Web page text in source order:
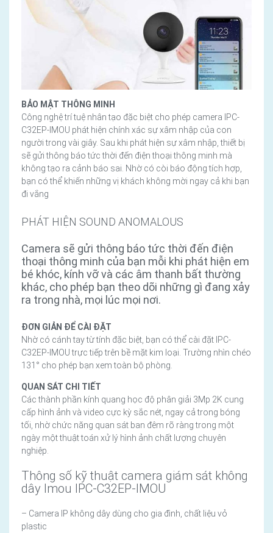
BẢO MẬT THÔNG MINH
Công nghệ trí tuệ nhân tạo đặc biệt cho phép camera IPC-
C32EP-IMOU phát hiện chính xác sự xâm nhập của con
người trong vài giây. Sau khi phát hiện sự xâm nhập, thiết bị
sẽ gửi thông báo tức thời đến điện thoại thông minh mà
không tạo ra cảnh báo sai. Nhờ có còi báo động tích hợp,
bạn có thể khiến những vị khách không mời ngay cả khi bạn
đi vắng
PHÁT HIỆN SOUND ANOMALOUS
Camera sẽ gửi thông báo tức thời đến điện
thoại thông minh của bạn mỗi khi phát hiện em
bé khóc, kính vỡ và các âm thanh bất thường
khác, cho phép bạn theo dõi những gì đang xảy
ra trong nhà, mọi lúc mọi nơi.
ĐƠN GIẢN ĐỂ CÀI ĐẶT
Nhờ có cánh tay từ tính đặc biệt, bạn có thể cài đặt IPC-
C32EP-IMOU trực tiếp trên bề mặt kim loại. Trường nhìn chéo
131° cho phép bạn xem toàn bộ phòng.
QUAN SÁT CHI TIẾT
Các thành phần kính quang học độ phân giải 3Mp 2K cung
cấp hình ảnh và video cực kỳ sắc nét, ngay cả trong bóng
tối, nhờ chức năng quan sát ban đêm rõ ràng trong một
ngày một thuật toán xử lý hình ảnh chất lượng chuyên
nghiệp.
Thông số kỹ thuật camera giám sát không
dây Imou IPC-C32EP-IMOU
– Camera IP không dây dùng cho gia đình, chất liệu vỏ
plastic